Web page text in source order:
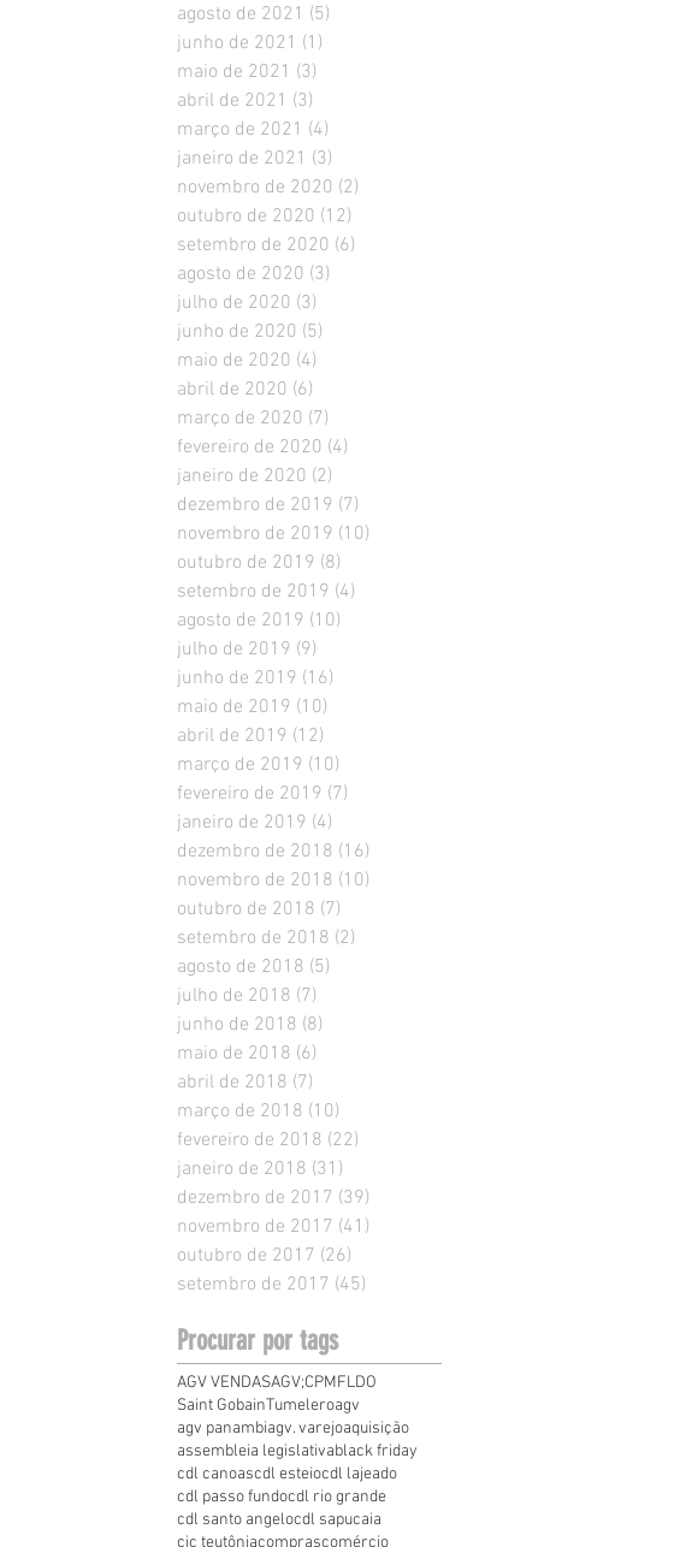
agosto de 2021 (5)
junho de 2021 (1)
maio de 2021 (3)
abril de 2021 (3)
março de 2021 (4)
janeiro de 2021 (3)
novembro de 2020 (2)
outubro de 2020 (12)
setembro de 2020 (6)
agosto de 2020 (3)
julho de 2020 (3)
junho de 2020 (5)
maio de 2020 (4)
abril de 2020 (6)
março de 2020 (7)
fevereiro de 2020 (4)
janeiro de 2020 (2)
dezembro de 2019 (7)
novembro de 2019 (10)
outubro de 2019 (8)
setembro de 2019 (4)
agosto de 2019 (10)
julho de 2019 (9)
junho de 2019 (16)
maio de 2019 (10)
abril de 2019 (12)
março de 2019 (10)
fevereiro de 2019 (7)
janeiro de 2019 (4)
dezembro de 2018 (16)
novembro de 2018 (10)
outubro de 2018 (7)
setembro de 2018 (2)
agosto de 2018 (5)
julho de 2018 (7)
junho de 2018 (8)
maio de 2018 (6)
abril de 2018 (7)
março de 2018 (10)
fevereiro de 2018 (22)
janeiro de 2018 (31)
dezembro de 2017 (39)
novembro de 2017 (41)
outubro de 2017 (26)
setembro de 2017 (45)
Procurar por tags
AGV VENDASAGV;CPMFLDO
Saint GobainTumeleroagv
agv panambiagv. varejoaquisição
assembleia legislativablack friday
cdl canoascdl esteiocdl lajeado
cdl passo fundocdl rio grande
cdl santo angelocdl sapucaia
cic teutôniacomprascomércio